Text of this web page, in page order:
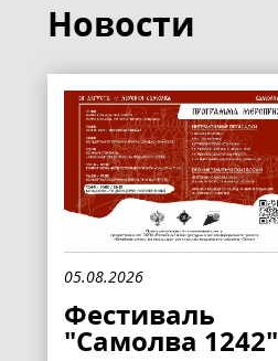
Новости
05.08.2026
Фестиваль
"Самолва 1242"